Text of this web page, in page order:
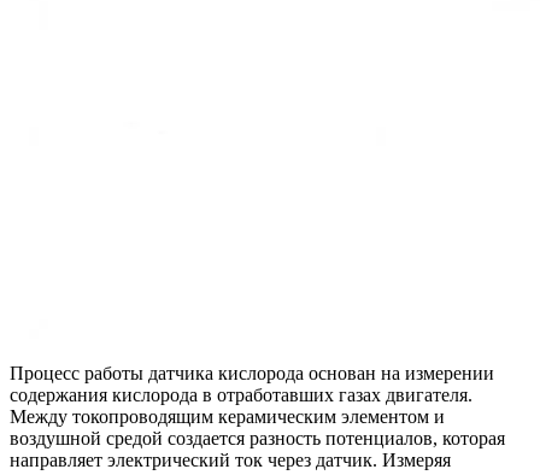
Процесс работы датчика кислорода основан на измерении
содержания кислорода в отработавших газах двигателя.
Между токопроводящим керамическим элементом и
воздушной средой создается разность потенциалов, которая
направляет электрический ток через датчик. Измеряя